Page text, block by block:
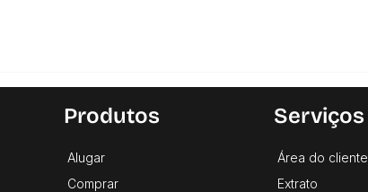
Produtos
Alugar
Comprar
Serviços
Área do cliente
Extrato